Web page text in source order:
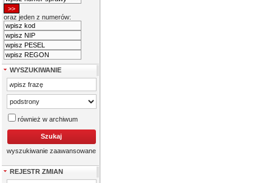
oraz jeden z numerów:
WYSZUKIWANIE
również w archiwum
wyszukiwanie zaawansowane
REJESTR ZMIAN